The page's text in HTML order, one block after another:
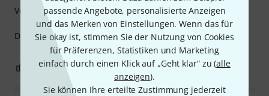
passende Angebote, personalisierte Anzeigen
und das Merken von Einstellungen. Wenn das für
Sie okay ist, stimmen Sie der Nutzung von Cookies
für Präferenzen, Statistiken und Marketing
einfach durch einen Klick auf „Geht klar“ zu (alle
anzeigen).
Sie können Ihre erteilte Zustimmung jederzeit
Damit ist alles geschrieben :-).
Verarbeitung
0 BEWERTUNG MELDEN